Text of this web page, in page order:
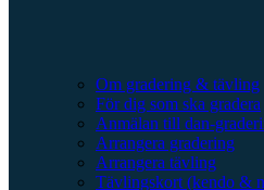
Om gradering & tävling
För dig som ska gradera
Anmälan till dan-
Arrangera gradering
Arrangera tävling
Tävlingskort (kendo &